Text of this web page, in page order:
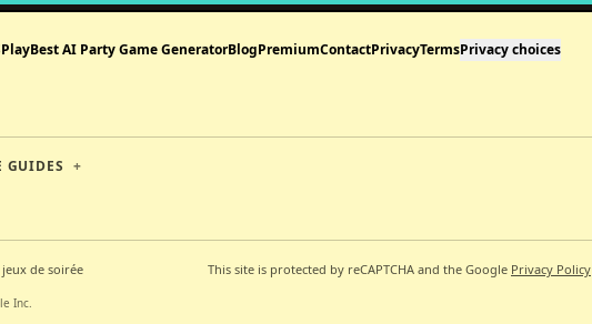
PlayBest AI Party Game GeneratorBlogPremiumContactPrivacyTermsPrivacy choices
GUIDES +
de soirée This site is protected by reCAPTCHA and the Google Privacy Policy
Inc.